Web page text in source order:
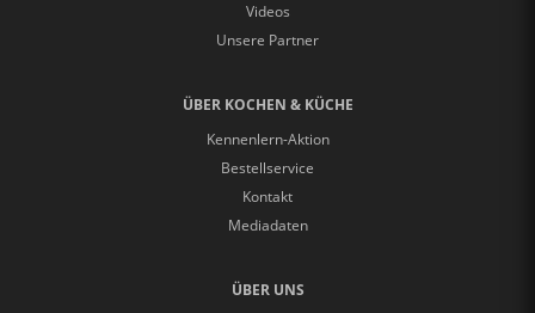
Videos
Unsere Partner
ÜBER KOCHEN & KÜCHE
Kennenlern-Aktion
Bestellservice
Kontakt
Mediadaten
ÜBER UNS